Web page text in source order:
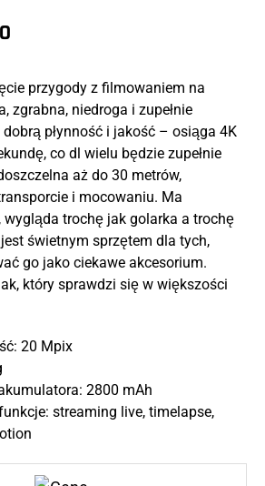
przygody z filmowaniem na
zgrabna, niedroga i zupełnie
płynność i jakość – osiąga 4K
co dl wielu będzie zupełnie
aż do 30 metrów,
i mocowaniu. Ma
trochę jak golarka a trochę
świetnym sprzętem dla tych,
go jako ciekawe akcesorium.
który sprawdzi się w większości
20 Mpix
2800 mAh
streaming live, timelapse,